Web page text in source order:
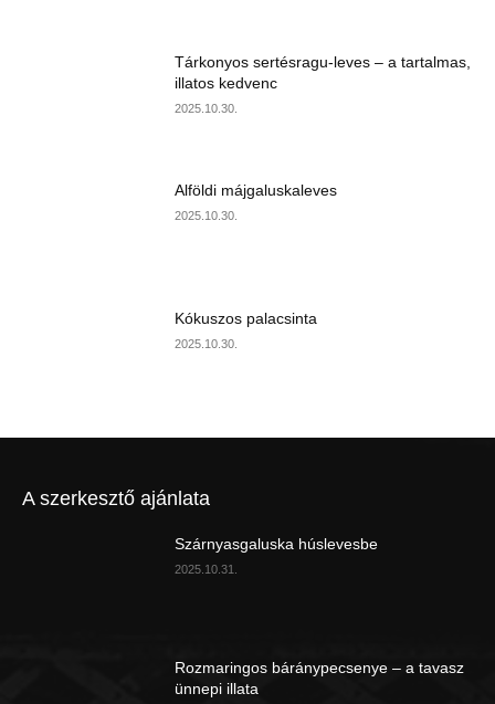
Tárkonyos sertésragu-leves – a tartalmas,
illatos kedvenc
2025.10.30.
Alföldi májgaluskaleves
2025.10.30.
Kókuszos palacsinta
2025.10.30.
A szerkesztő ajánlata
Szárnyasgaluska húslevesbe
2025.10.31.
Rozmaringos báránypecsenye – a tavasz
ünnepi illata